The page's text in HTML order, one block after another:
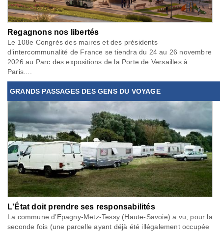
Regagnons nos libertés
Le 108e Congrès des maires et des présidents
d’intercommunalité de France se tiendra du 24 au 26 novembre
2026 au Parc des expositions de la Porte de Versailles à
Paris....
GRANDS PASSAGES DES GENS DU VOYAGE
L'État doit prendre ses responsabilités
La commune d’Epagny-Metz-Tessy (Haute-Savoie) a vu, pour la
seconde fois (une parcelle ayant déjà été illégalement occupée